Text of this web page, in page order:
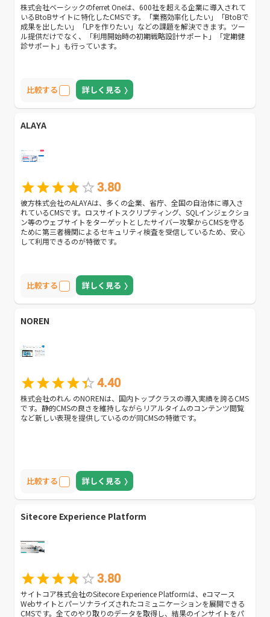
株式会社ベーシックのferret Oneは、600社を超える企業に導入されて
いるBtoBサイトに特化したCMSです。「業務効率化したい」「BtoBで
成果を出したい」「LPを作りたい」などの課題を解決できます。ツー
ル提供だけでなく、「利用開始時の初期戦略設計サポート」「定期健
診サポート」も行っています。
比較する 詳しく見る
ALAYA
3.80
彼方株式会社のALAYAは、多くの企業、省庁、全国の自治体に導入さ
れているCMSです。ロスサイトスクリプティング、SQLインジェクショ
ン等のウェブサイトをターゲットとしたサイバー攻撃からCMSを守る
ために第三者機関によるセキュリティ検査を受信しているため、安心
して利用できるのが特徴です。
比較する 詳しく見る
NOREN
4.40
株式会社のれん のNORENは、国内トップクラスの導入実績を誇るCMS
です。静的CMSの良さを維持しながらリアルタイムのコンテンツ閲覧
など新しい表現を提供しているのが同CMSの特徴です。
比較する 詳しく見る
Sitecore Experience Platform
3.80
サイトコア株式会社のSitecore Experience Platformは、eコマース
Webサイトとパーソナライズされたコミュニケーションを展開できる
CMSです。全てのやり取りのデータを取得し、結果のインサイトをパ